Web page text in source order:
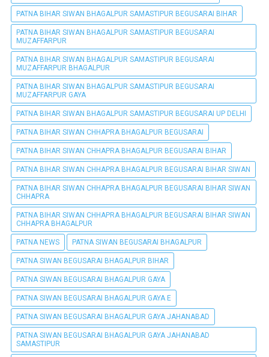
PATNA BIHAR SIWAN BHAGALPUR SAMASTIPUR BEGUSARAI BIHAR
PATNA BIHAR SIWAN BHAGALPUR SAMASTIPUR BEGUSARAI
MUZAFFARPUR
PATNA BIHAR SIWAN BHAGALPUR SAMASTIPUR BEGUSARAI
MUZAFFARPUR BHAGALPUR
PATNA BIHAR SIWAN BHAGALPUR SAMASTIPUR BEGUSARAI
MUZAFFARPUR GAYA
PATNA BIHAR SIWAN BHAGALPUR SAMASTIPUR BEGUSARAI UP DELHI
PATNA BIHAR SIWAN CHHAPRA BHAGALPUR BEGUSARAI
PATNA BIHAR SIWAN CHHAPRA BHAGALPUR BEGUSARAI BIHAR
PATNA BIHAR SIWAN CHHAPRA BHAGALPUR BEGUSARAI BIHAR SIWAN
PATNA BIHAR SIWAN CHHAPRA BHAGALPUR BEGUSARAI BIHAR SIWAN
CHHAPRA
PATNA BIHAR SIWAN CHHAPRA BHAGALPUR BEGUSARAI BIHAR SIWAN
CHHAPRA BHAGALPUR
PATNA NEWS PATNA SIWAN BEGUSARAI BHAGALPUR
PATNA SIWAN BEGUSARAI BHAGALPUR BIHAR
PATNA SIWAN BEGUSARAI BHAGALPUR GAYA
PATNA SIWAN BEGUSARAI BHAGALPUR GAYA E
PATNA SIWAN BEGUSARAI BHAGALPUR GAYA JAHANABAD
PATNA SIWAN BEGUSARAI BHAGALPUR GAYA JAHANABAD
SAMASTIPUR